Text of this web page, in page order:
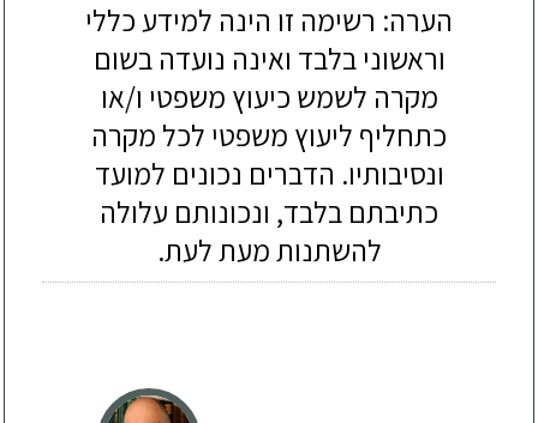
הערה: רשימה זו הינה למידע כללי
וראשוני בלבד ואינה נועדה בשום
מקרה לשמש כיעוץ משפטי ו/או
כתחליף ליעוץ משפטי לכל מקרה
ונסיבותיו. הדברים נכונים למועד
כתיבתם בלבד, ונכונותם עלולה
להשתנות מעת לעת.